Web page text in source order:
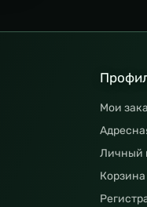
Мои
Личный
Корзина